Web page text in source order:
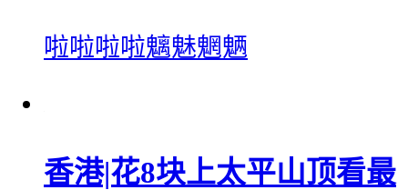
啦啦啦啦魑魅魍魉
香港|花8块上太平山顶看最